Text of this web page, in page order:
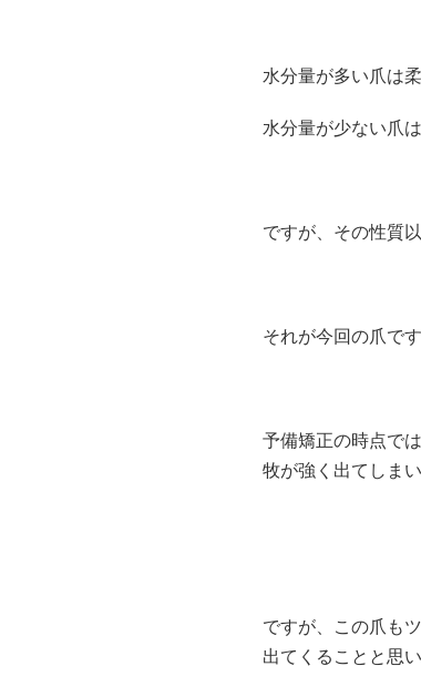
水分量が多い爪は
水分量が少ない爪
ですが、その性質
それが今回の爪です
予備矯正の時点で
牧が強く出てしまい
ですが、この爪も
出てくることと思い